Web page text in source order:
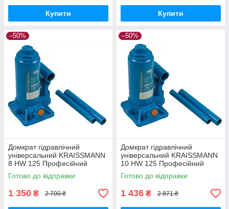
Купити Купити
–50%
Домкрат гідравлічний
універсальний KRAISSMANN
8 HW 125 Професійний
пляшковий домкрат 8т
Готово до відправки
1 350 ₴ 2 700 ₴
–50%
Домкрат гідравлічний
універсальний KRAISSMANN
10 HW 125 Професійний
пляшковий домкрат 10т
Готово до відправки
1 436 ₴ 2 871 ₴